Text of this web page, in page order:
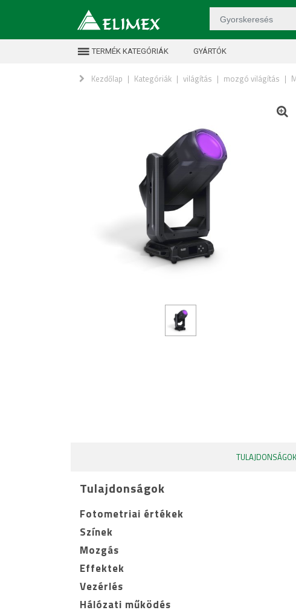
TERMÉK KATEGÓRIÁK GYÁRTÓK
Kezdőlap | Kategóriák | világítás | mozgó világítás |
TULAJDONSÁGOK
Tulajdonságok
Fotometriai értékek
Színek
Mozgás
Effektek
Vezérlés
Hálózati működés